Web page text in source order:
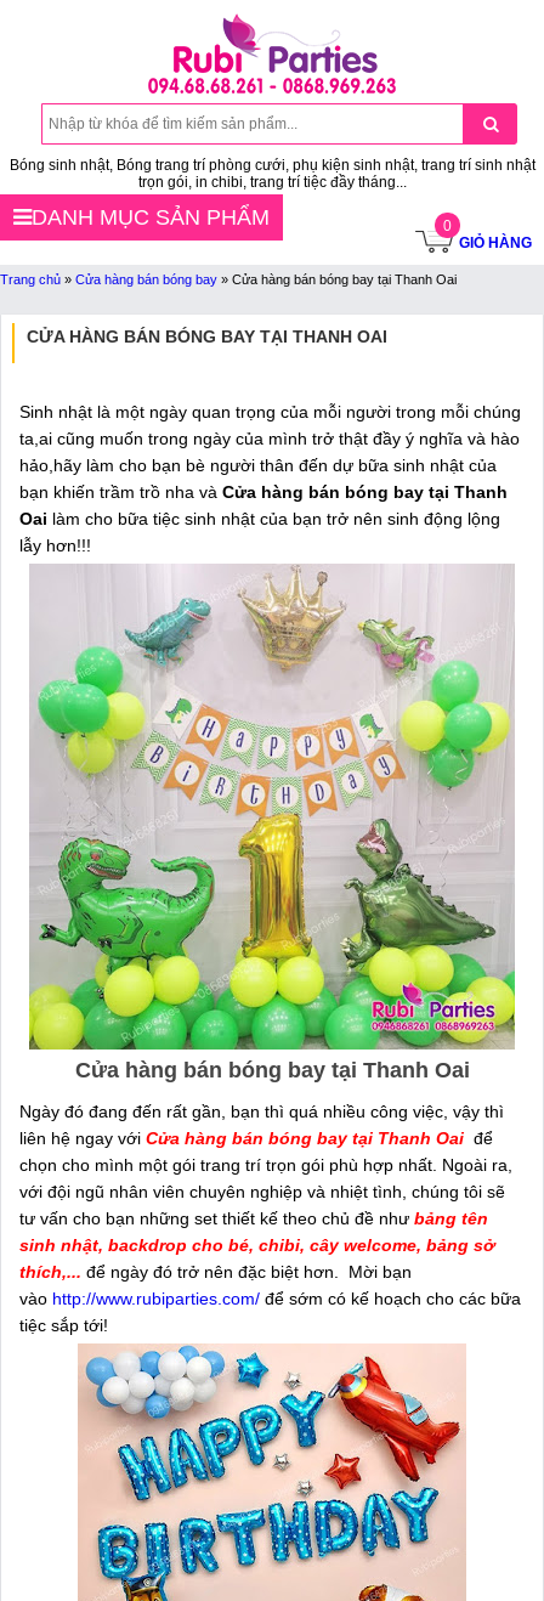
Bóng sinh nhật, Bóng trang trí phòng cưới, phụ kiện sinh nhật, trang trí sinh nhật
trọn gói, in chibi, trang trí tiệc đầy tháng...
0
GIỎ HÀNG
DANH MỤC SẢN PHẨM
Trang chủ » Cửa hàng bán bóng bay » Cửa hàng bán bóng bay tại Thanh Oai
CỬA HÀNG BÁN BÓNG BAY TẠI THANH OAI
Sinh nhật là một ngày quan trọng của mỗi người trong mỗi chúng
ta,ai cũng muốn trong ngày của mình trở thật đầy ý nghĩa và hào
hảo,hãy làm cho bạn bè người thân đến dự bữa sinh nhật của
bạn khiến trầm trồ nha và Cửa hàng bán bóng bay tại Thanh
Oai làm cho bữa tiệc sinh nhật của bạn trở nên sinh động lộng
lẫy hơn!!!
Cửa hàng bán bóng bay tại Thanh Oai
Ngày đó đang đến rất gần, bạn thì quá nhiều công việc, vậy thì
liên hệ ngay với Cửa hàng bán bóng bay tại Thanh Oai để
chọn cho mình một gói trang trí trọn gói phù hợp nhất. Ngoài ra,
với đội ngũ nhân viên chuyên nghiệp và nhiệt tình, chúng tôi sẽ
tư vấn cho bạn những set thiết kế theo chủ đề như bảng tên
sinh nhật, backdrop cho bé, chibi, cây welcome, bảng sở
thích,... để ngày đó trở nên đặc biệt hơn. Mời bạn
vào http://www.rubiparties.com/ để sớm có kế hoạch cho các bữa
tiệc sắp tới!